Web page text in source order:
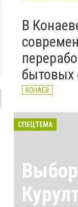
В
бытовых
КОНАЕВ
СПЕЦТЕМА